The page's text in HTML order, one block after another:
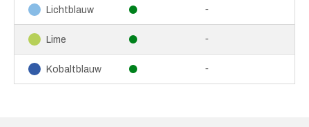
Lichtblauw -
Lime -
Kobaltblauw -